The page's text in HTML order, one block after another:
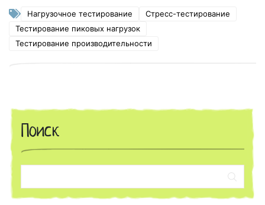
Нагрузочное тестирование
Стресс-тестирование
Тестирование пиковых нагрузок
Тестирование производительности
Поиск